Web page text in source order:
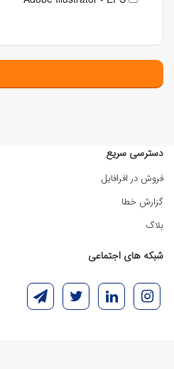
دسترسی سریع
فروش در افرافایل
گزارش خطا
بلاگ
شبکه های اجتماعی